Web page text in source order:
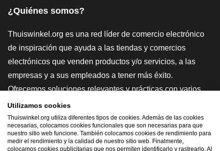
¿Quiénes somos?
Thuiswinkel.org es una red líder de comercio electrónico
de inspiración que ayuda a las tiendas y comercios
electrónicos que venden productos y/o servicios, a las
empresas y a sus empleados a tener más éxito.
Ofrecemos soluciones relevantes y prácticas con varios
sellos de confianza, Thuiswinkel Reviews, herramientas y
asesoramiento jurídico, defensa, estudios de mercado, y
tenemos nuestra propia plataforma educativa, la
Thuiswinkel e-Academy.
Utilizamos cookies
Thuiswinkel.org utiliza diferentes tipos de cookies. Además de las cookies
necesarias, colocamos cookies funcionales que son necesarias para que
nuestro sitio web funcione. También colocamos cookies de rendimiento para
medir el rendimiento y la calidad de nuestro sitio web. Finalmente,
colocamos cookies publicitarias que nos permiten identificarlo y rastrearlo. Al